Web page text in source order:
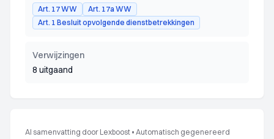
Art. 17 WW
Art. 17a WW
Art. 1 Besluit opvolgende dienstbetrekkingen
Verwijzingen
8 uitgaand
AI samenvatting door Lexboost • Automatisch gegenereerd